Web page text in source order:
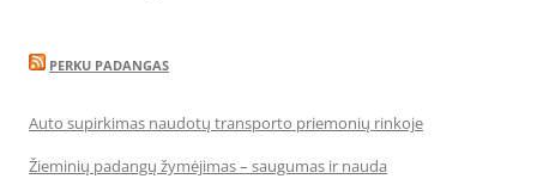
PERKU PADANGAS
Auto supirkimas naudotų transporto priemonių rinkoje
Žieminių padangų žymėjimas – saugumas ir nauda